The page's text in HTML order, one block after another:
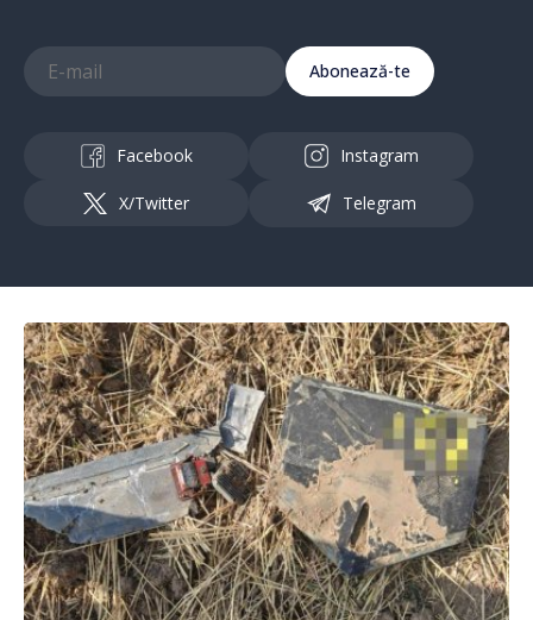
Abonează-te
Facebook Instagram
X/Twitter Telegram